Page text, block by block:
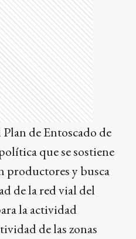
de Entoscado de
que se sostiene
productores y busca
de la red vial del
la actividad
de las zonas